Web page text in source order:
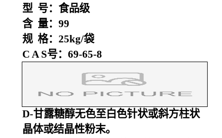
型 号：食品级
含 量：99
规 格：25kg/袋
C A S号：69-65-8
D-甘露糖醇无色至白色针状或斜方柱状
晶体或结晶性粉末。